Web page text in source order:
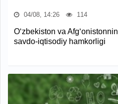
04/08, 14:26 114
O‘zbekiston va
savdo-iqtisodiy hamkorligi